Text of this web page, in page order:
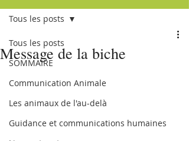
Tous les posts
SOMMAIRE
Communication Animale
Les animaux de l'au-delà
Guidance et communications humaines
Tous les posts
Message de la biche